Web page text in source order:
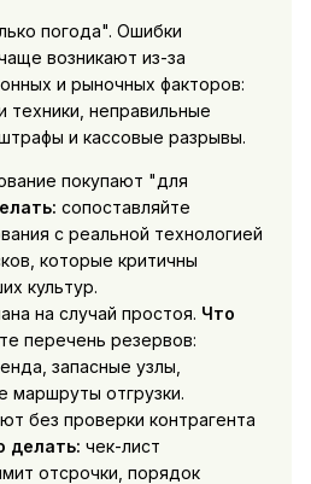
погода". Ошибки
возникают из-за
и рыночных факторов:
техники, неправильные
и кассовые разрывы.
покупают "для
сопоставляйте
с реальной технологией
которые критичны
культур.
на случай простоя. Что
перечень резервов:
запасные узлы,
маршруты отгрузки.
без проверки контрагента
делать: чек-лист
отсрочки, порядок